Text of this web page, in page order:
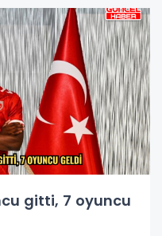
gitti, 7 oyuncu